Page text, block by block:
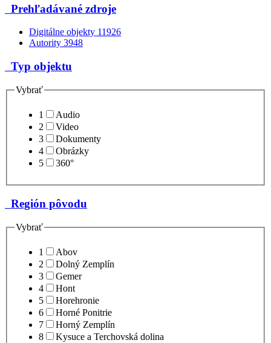
Prehľadávané zdroje
Digitálne objekty 11926
Autority 3948
Typ objektu
Vybrať
1
Audio
2
Video
3
Dokumenty
4
Obrázky
5
360°
Región pôvodu
Vybrať
1
Abov
2
Dolný Zemplín
3
Gemer
4
Hont
5
Horehronie
6
Horné Ponitrie
7
Horný Zemplín
8
Kysuce a Terchovská dolina